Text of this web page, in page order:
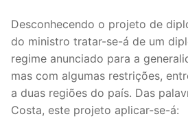
1º CICLO
2º/3º CEB / SECUNDÁRIO
ENSINO ARTÍSTICO
Desconhecendo o projeto de
do ministro tratar-se-á de um
regime anunciado para a
mas com algumas restrições,
a duas regiões do país. Das
Costa, este projeto aplicar-se-á: